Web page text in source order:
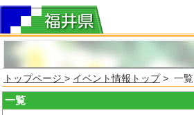
トップページ > イベント情報トップ> 一覧
一覧